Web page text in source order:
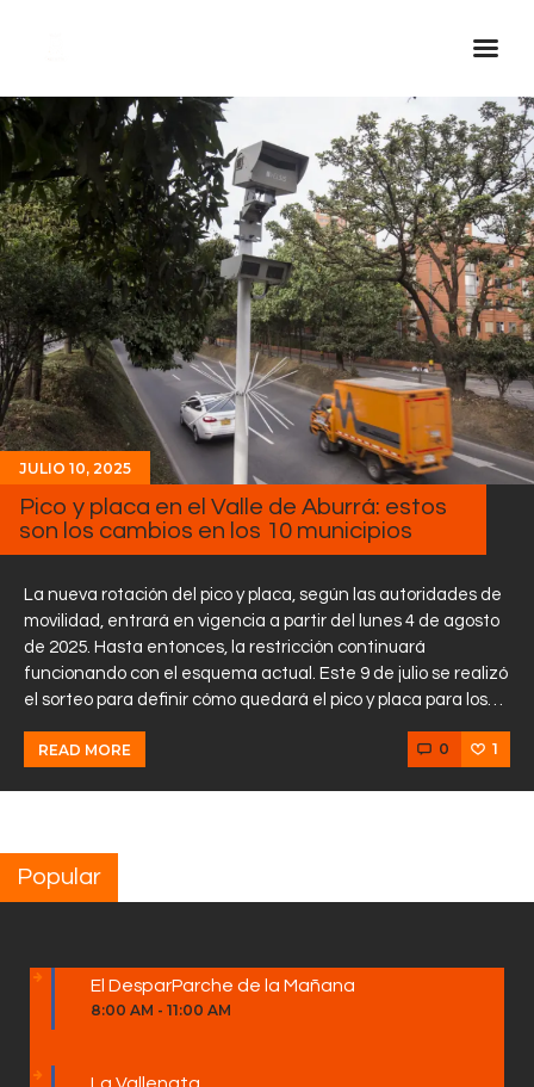
Inicio Real FM
Streaming
En Vivo
Descarga La APP
Programas
Noticias
Equipo
Sobre Nosotros
Contactos
JULIO 10, 2025
Pico y placa en el Valle de Aburrá: estos
son los cambios en los 10 municipios
La nueva rotación del pico y placa, según las autoridades de
movilidad, entrará en vigencia a partir del lunes 4 de agosto
de 2025. Hasta entonces, la restricción continuará
funcionando con el esquema actual. Este 9 de julio se realizó
el sorteo para definir cómo quedará el pico y placa para los…
READ MORE 0 1
Popular
El DesparParche de la Mañana
8:00 AM - 11:00 AM